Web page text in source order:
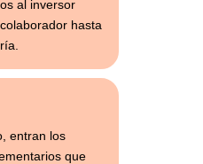
al inversor
hasta
entran los
que